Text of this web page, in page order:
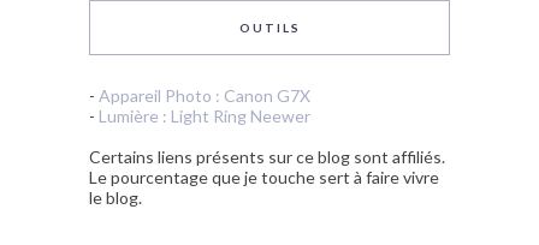
OUTILS
- Appareil Photo : Canon G7X
- Lumière : Light Ring Neewer
Certains liens présents sur ce blog sont affiliés.
Le pourcentage que je touche sert à faire vivre
le blog.